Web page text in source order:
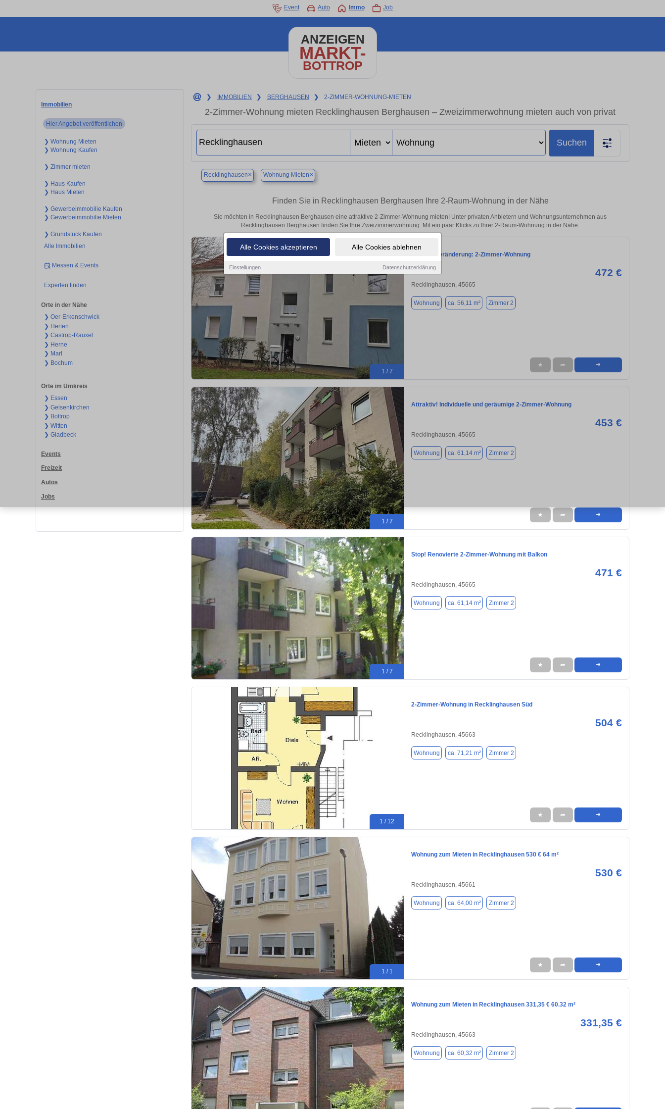
Alle Cookies akzeptieren Alle Cookies ablehnen
Einstellungen Datenschutzerklärung
Event Auto Immo Job
ANZEIGEN
MARKT-
BOTTROP
Immobilien
Hier Angebot veröffentlichen
❯ Wohnung Mieten
❯ Wohnung Kaufen
❯ Zimmer mieten
❯ Haus Kaufen
❯ Haus Mieten
❯ Gewerbeimmobilie Kaufen
❯ Gewerbeimmobilie Mieten
❯ Grundstück Kaufen
Alle Immobilien
Messen & Events
Experten finden
Orte in der Nähe
❯ Oer-Erkenschwick
❯ Herten
❯ Castrop-Rauxel
❯ Herne
❯ Marl
❯ Bochum
Orte im Umkreis
❯ Essen
❯ Gelsenkirchen
❯ Bottrop
❯ Witten
❯ Gladbeck
Events
Freizeit
Autos
Jobs
❯ IMMOBILIEN ❯ BERGHAUSEN ❯ 2-ZIMMER-WOHNUNG-MIETEN
2-Zimmer-Wohnung mieten Recklinghausen Berghausen – Zweizimmerwohnung mieten auch von privat
Suchen
Recklinghausen× Wohnung Mieten×
Finden Sie in Recklinghausen Berghausen Ihre 2-Raum-Wohnung in der Nähe
Sie möchten in Recklinghausen Berghausen eine attraktive 2-Zimmer-Wohnung mieten! Unter privaten Anbietern und Wohnungsunternehmen aus
Recklinghausen Berghausen finden Sie Ihre Zweizimmerwohnung. Mit ein paar Klicks zu Ihrer 2-Raum-Wohnung in der Nähe.
1 / 7
Lust auf Veränderung: 2-Zimmer-Wohnung
472 €
Recklinghausen, 45665
Wohnung ca. 56,11 m² Zimmer 2
★ ➦ ➜
1 / 7
Attraktiv! Individuelle und geräumige 2-Zimmer-Wohnung
453 €
Recklinghausen, 45665
Wohnung ca. 61,14 m² Zimmer 2
★ ➦ ➜
1 / 7
Stop! Renovierte 2-Zimmer-Wohnung mit Balkon
471 €
Recklinghausen, 45665
Wohnung ca. 61,14 m² Zimmer 2
★ ➦ ➜
1 / 12
2-Zimmer-Wohnung in Recklinghausen Süd
504 €
Recklinghausen, 45663
Wohnung ca. 71,21 m² Zimmer 2
★ ➦ ➜
1 / 1
Wohnung zum Mieten in Recklinghausen 530 € 64 m²
530 €
Recklinghausen, 45661
Wohnung ca. 64,00 m² Zimmer 2
★ ➦ ➜
Wohnung zum Mieten in Recklinghausen 331,35 € 60.32 m²
331,35 €
Recklinghausen, 45663
Wohnung ca. 60,32 m² Zimmer 2